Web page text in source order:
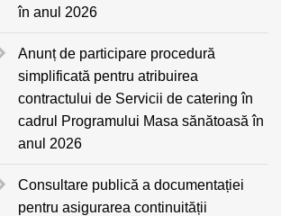
în anul 2026
Anunț de participare procedură
simplificată pentru atribuirea
contractului de Servicii de catering în
cadrul Programului Masa sănătoasă în
anul 2026
Consultare publică a documentației
pentru asigurarea continuității